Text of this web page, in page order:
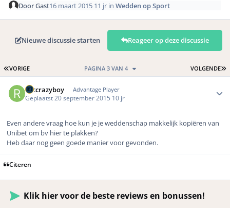
DoorGast16 maart 2015 11 jr inWedden op Sport
Nieuwe discussie starten Reageer op deze discussie
EERSTE PAGINA
VORIGE VOLGENDE
PAGINA 3 VAN 4
rbccrazyboy Advantage Player
Geplaatst 20 september 2015 10 jr
Even andere vraag hoe kun je je weddenschap makkelijk kopiëren van
Unibet om bv hier te plakken?
Heb daar nog geen goede manier voor gevonden.
Citeren
Klik hier voor de beste reviews en bonussen!